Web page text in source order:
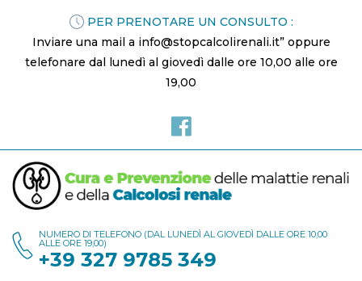
PER PRENOTARE UN CONSULTO :
Inviare una mail a info@stopcalcolirenali.it” oppure
telefonare dal lunedì al giovedì dalle ore 10,00 alle ore
19,00
NUMERO DI TELEFONO (DAL LUNEDÌ AL GIOVEDÌ DALLE ORE 10,00
ALLE ORE 19,00)
+39 327 9785 349